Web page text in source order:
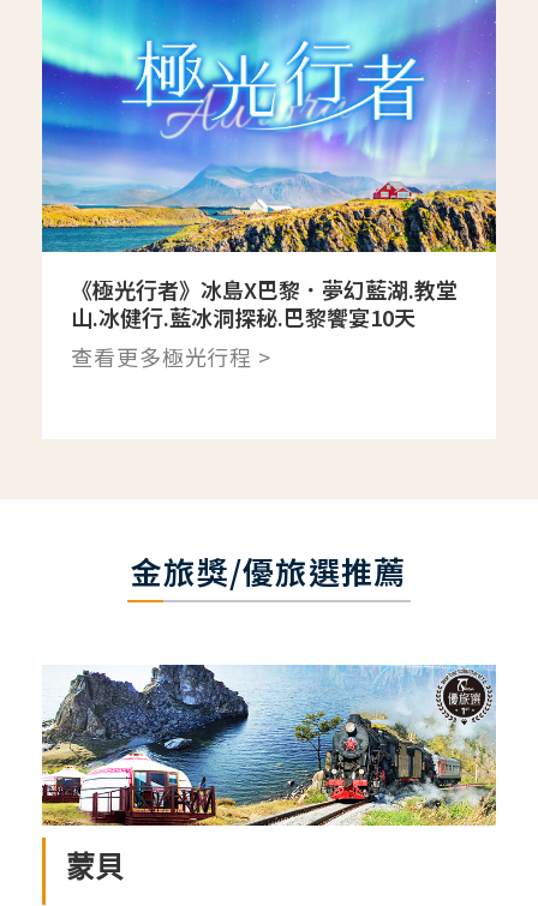
《極光行者》冰島X巴黎．夢幻藍湖.教堂
山.冰健行.藍冰洞探秘.巴黎饗宴10天
查看更多極光行程 >
金旅獎/優旅選推薦
蒙貝